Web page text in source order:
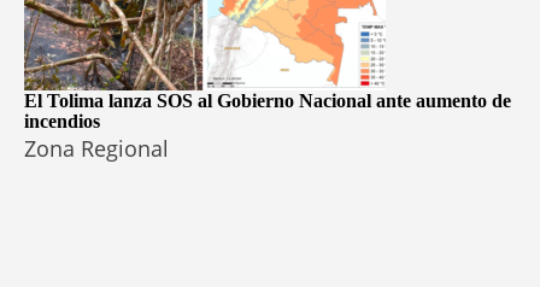
El Tolima lanza SOS al Gobierno Nacional ante aumento de
incendios
Zona Regional